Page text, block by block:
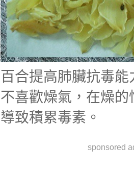
百合提高肺臟抗毒
不喜歡燥氣，在燥的
導致積累毒素。
sponsored